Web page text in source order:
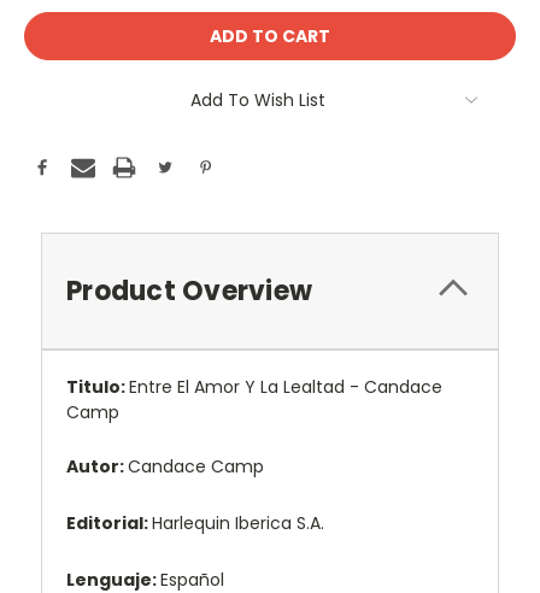
Add To Wish List
Product Overview
Titulo:Entre El Amor Y La Lealtad - Candace
Camp
Autor:Candace Camp
Editorial:Harlequin Iberica S.A.
Lenguaje:Español